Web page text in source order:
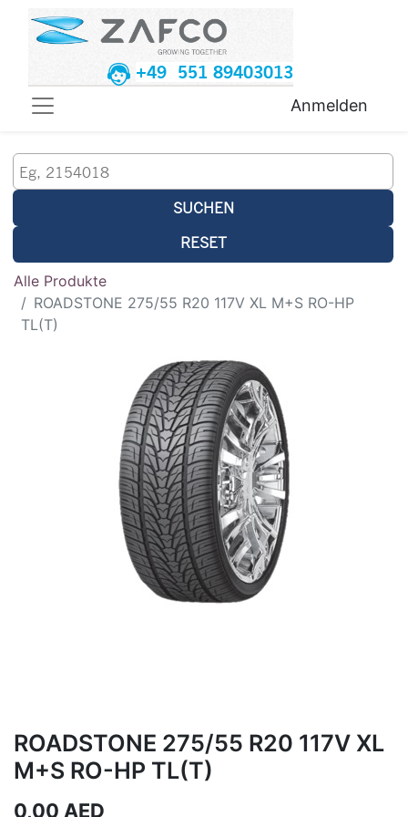
+49 551 89403013
Anmelden
SUCHEN
RESET
Alle Produkte
ROADSTONE 275/55 R20 117V XL M+S RO-HP
TL(T)
ROADSTONE 275/55 R20 117V XL
M+S RO-HP TL(T)
0,00 AED